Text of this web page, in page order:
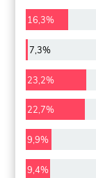
16,3%
7,3%
23,2%
22,7%
9,9%
9,4%